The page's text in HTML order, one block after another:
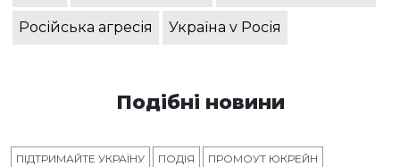
Російська агресія Україна v Росія
Подібні новини
ПІДТРИМАЙТЕ УКРАЇНУ ПОДІЯ ПРОМОУТ ЮКРЕЙН